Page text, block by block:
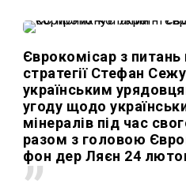
Єврокомісар з
стратегії Стефан
українським
угоду щодо
мінералів під час
разом з головою
фон дер Ляєн 24